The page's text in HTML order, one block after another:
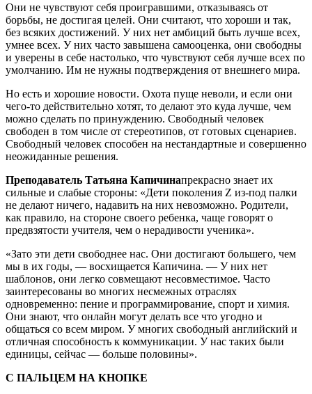
Они не чувствуют себя проигравшими, отказываясь от
борьбы, не достигая целей. Они считают, что хороши и так,
без всяких достижений. У них нет амбиций быть лучше всех,
умнее всех. У них часто завышена самооценка, они свободны
и уверены в себе настолько, что чувствуют себя лучше всех по
умолчанию. Им не нужны подтверждения от внешнего мира.
Но есть и хорошие новости. Охота пуще неволи, и если они
чего-то действительно хотят, то делают это куда лучше, чем
можно сделать по принуждению. Свободный человек
свободен в том числе от стереотипов, от готовых сценариев.
Свободный человек способен на нестандартные и совершенно
неожиданные решения.
Преподаватель Татьяна Капичинапрекрасно знает их
сильные и слабые стороны: «Дети поколения Z из-под палки
не делают ничего, надавить на них невозможно. Родители,
как правило, на стороне своего ребенка, чаще говорят о
предвзятости учителя, чем о нерадивости ученика».
«Зато эти дети свободнее нас. Они достигают большего, чем
мы в их годы, — восхищается Капичина. — У них нет
шаблонов, они легко совмещают несовместимое. Часто
заинтересованы во многих несмежных отраслях
одновременно: пение и программирование, спорт и химия.
Они знают, что онлайн могут делать все что угодно и
общаться со всем миром. У многих свободный английский и
отличная способность к коммуникации. У нас таких были
единицы, сейчас — больше половины».
С ПАЛЬЦЕМ НА КНОПКЕ